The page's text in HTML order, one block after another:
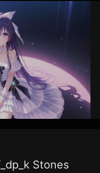
Stones